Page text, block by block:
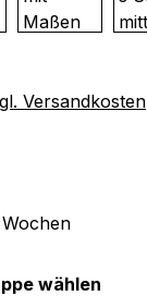
Versandkosten
wählen